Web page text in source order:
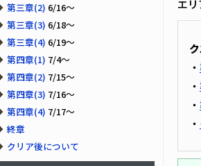
エリ
・
・
・
・
第三章(2) 6/16～
第三章(3) 6/18～
第三章(4) 6/19～
第四章(1) 7/4～
第四章(2) 7/15～
第四章(3) 7/16～
第四章(4) 7/17～
終章
クリア後について